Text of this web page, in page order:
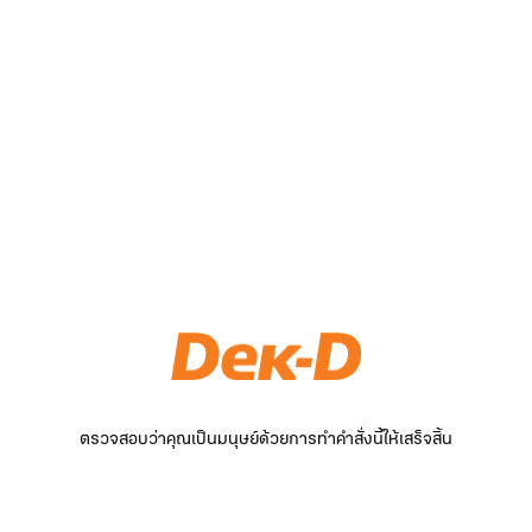
ตรวจสอบว่าคุณเป็นมนุษย์ด้วยการทำคำสั่งนี้ให้เสร็จสิ้น